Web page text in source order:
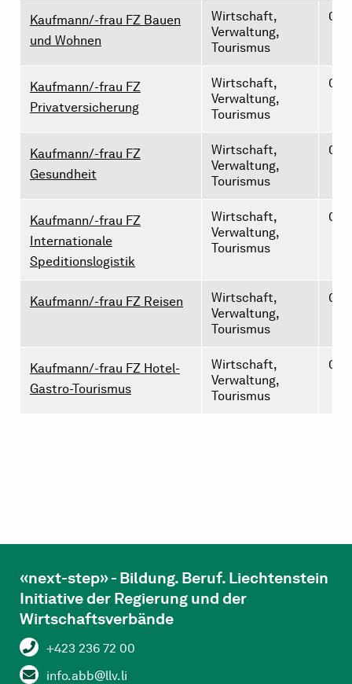
Kaufmann/-frau FZ Bauen
und Wohnen
Wirtschaft,
Verwaltung,
Tourismus
0
Kaufmann/-frau FZ
Privatversicherung
Wirtschaft,
Verwaltung,
Tourismus
0
Kaufmann/-frau FZ
Gesundheit
Wirtschaft,
Verwaltung,
Tourismus
0
Kaufmann/-frau FZ
Internationale
Speditionslogistik
Wirtschaft,
Verwaltung,
Tourismus
0
Kaufmann/-frau FZ Reisen
Wirtschaft,
Verwaltung,
Tourismus
0
Kaufmann/-frau FZ Hotel-
Gastro-Tourismus
Wirtschaft,
Verwaltung,
Tourismus
0
«next-step» - Bildung. Beruf. Liechtenstein
Initiative der Regierung und der
Wirtschaftsverbände
+423 236 72 00
info.abb@llv.li